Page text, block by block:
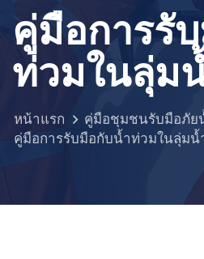
คู่มือการรั
ท่วมในลุ่ม
หน้าแรก
คู่มือชุมชนรับมือภัย
คู่มือการรับมือกับน้ำท่วมในลุ่มน้